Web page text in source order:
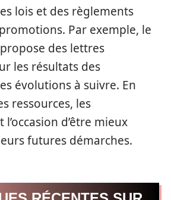
lois et des règlements
Par exemple, le
propose des lettres
les résultats des
évolutions à suivre. En
ressources, les
d’être mieux
futures démarches.